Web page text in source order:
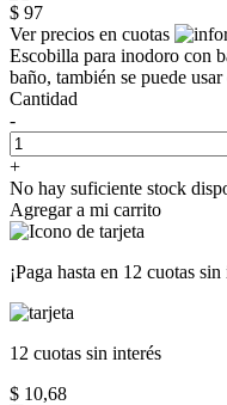
$ 97
Ver precios en cuotas
Escobilla para inodoro con
baño, también se puede
Cantidad
-
+
No hay suficiente stock
Agregar a mi carrito
¡Paga hasta en 12 cuotas sin
12 cuotas sin interés
$ 10,68